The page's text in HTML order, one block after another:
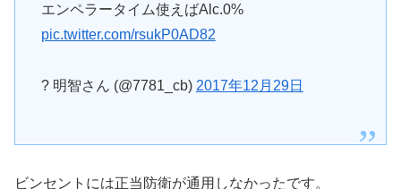
エンペラータイム使えばAlc.0%
pic.twitter.com/rsukP0AD82
? 明智さん (@7781_cb) 2017年12月29日
ビンセントには正当防衛が通用しなかったです。